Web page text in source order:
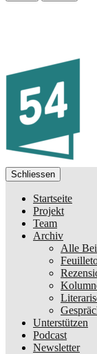
Schliessen
Startseite
Projekt
Team
Archiv
Alle
Unterstützen
Podcast
Newsletter